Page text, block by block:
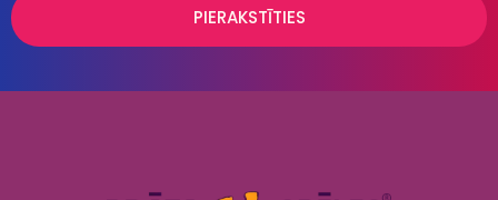
PIERAKSTĪTIES